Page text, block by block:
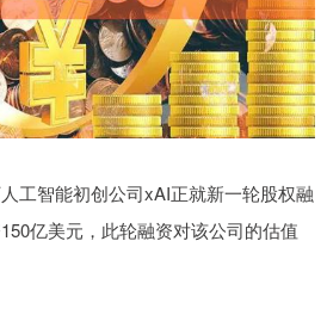
智能初创公司xAI正就新一轮股权融
亿美元，此轮融资对该公司的估值